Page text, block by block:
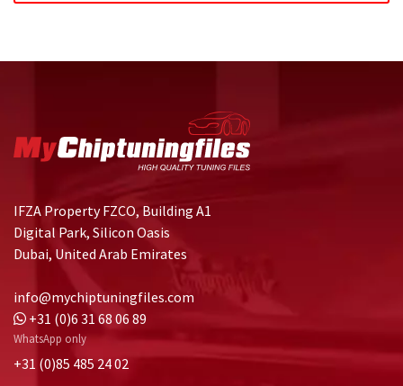
IFZA Property FZCO, Building A1
Digital Park, Silicon Oasis
Dubai, United Arab Emirates
info@mychiptuningfiles.com
+31 (0)6 31 68 06 89
WhatsApp only
+31 (0)85 485 24 02